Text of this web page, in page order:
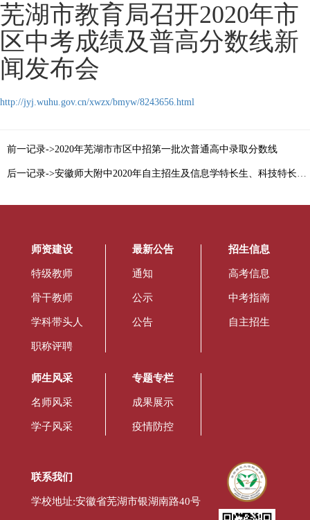
芜湖市教育局召开2020年市
区中考成绩及普高分数线新
闻发布会
http://jyj.wuhu.gov.cn/xwzx/bmyw/8243656.html
前一记录->2020年芜湖市市区中招第一批次普通高中录取分数线
后一记录->安徽师大附中2020年自主招生及信息学特长生、科技特长生招生拟录取分数线公告
师资建设
特级教师
骨干教师
学科带头人
职称评聘
最新公告
通知
公示
公告
招生信息
高考信息
中考指南
自主招生
师生风采
名师风采
学子风采
专题专栏
成果展示
疫情防控
联系我们
学校地址:安徽省芜湖市银湖南路40号